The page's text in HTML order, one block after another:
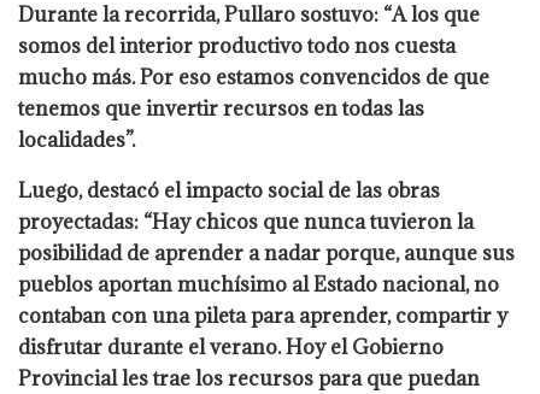
Durante la recorrida, Pullaro sostuvo: “A los que
somos del interior productivo todo nos cuesta
mucho más. Por eso estamos convencidos de que
tenemos que invertir recursos en todas las
localidades”.
Luego, destacó el impacto social de las obras
proyectadas: “Hay chicos que nunca tuvieron la
posibilidad de aprender a nadar porque, aunque sus
pueblos aportan muchísimo al Estado nacional, no
contaban con una pileta para aprender, compartir y
disfrutar durante el verano. Hoy el Gobierno
Provincial les trae los recursos para que puedan